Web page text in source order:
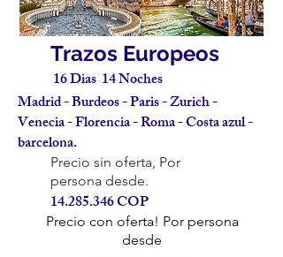
Trazos Europeos
16 Dias 14 Noches
Madrid - Burdeos - Paris - Zurich -
Venecia - Florencia - Roma - Costa azul -
barcelona.
Precio sin oferta, Por
persona desde.
14.285.346COP
Precio con oferta! Por persona
desde